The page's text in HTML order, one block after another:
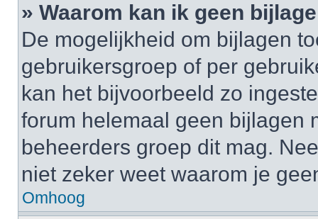
» Waarom kan ik geen
De mogelijkheid om bijlagen
gebruikersgroep of per
kan het bijvoorbeeld zo
forum helemaal geen bijlagen
beheerders groep dit mag.
niet zeker weet waarom je
Omhoog